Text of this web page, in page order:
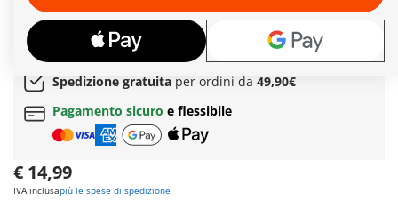
particolarmente festosa, la briglia del cavallo può essere
decorata con fiocchi e stelle scintillanti.
Ulteriori informazioni
Spedizione gratuita per ordini da 49,90€
Pagamento sicuro e flessibile
€ 14,99
IVA inclusapiù le spese di spedizione